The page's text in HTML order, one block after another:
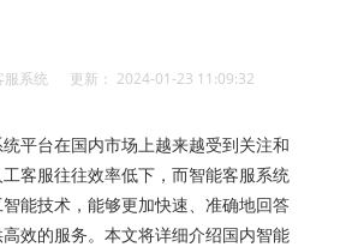
服系统 更新： 2024-01-23 11:09:32
台在国内市场上越来越受到关注和
客服往往效率低下，而智能客服系统
能技术，能够更加快速、准确地回答
效的服务。本文将详细介绍国内智能